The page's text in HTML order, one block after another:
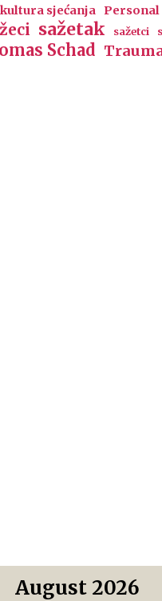
kultura sjećanja Personal
sažetak sažetci
Schad
August 2026